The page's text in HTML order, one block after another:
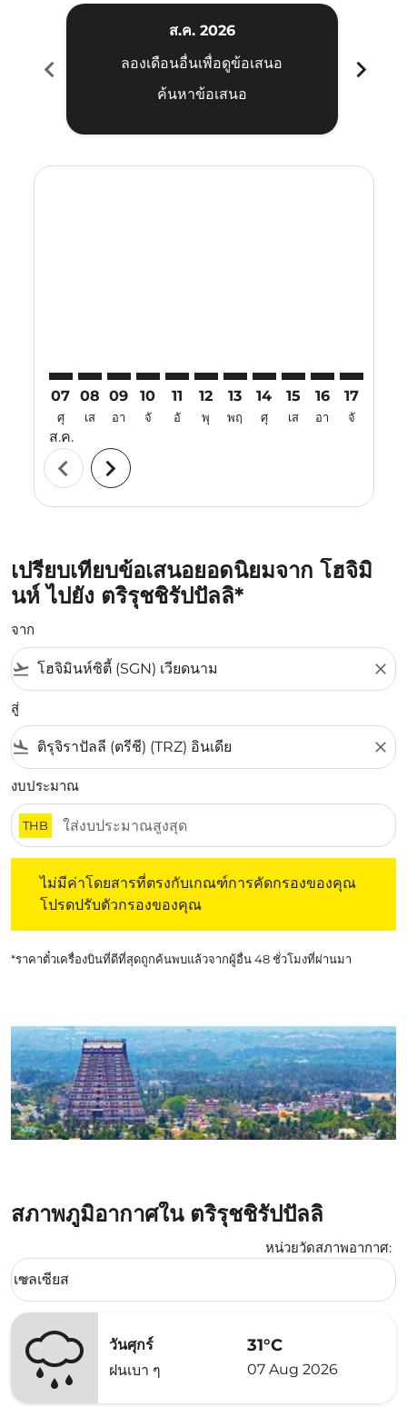
chevron_left
ส.ค. 2026
ลองเดือนอื่นเพื่อดูข้อเสนอ
ค้นหาข้อเสนอ
chevron_right
07
ศุ
ส.ค.
08
เส
09
อา
10
จั
11
อั
12
พุ
13
พฤ
14
ศุ
15
เส
16
อา
17
จั
chevron_left chevron_right
เปรียบเทียบข้อเสนอยอดนิยมจาก โฮจิมิ
นห์ ไปยัง ตริรุชชิรัปปัลลิ*
จาก
flight_takeoff close
สู่
flight_land close
งบประมาณ
THB
ไม่มีค่าโดยสารที่ตรงกับเกณฑ์การคัดกรองของคุณ
โปรดปรับตัวกรองของคุณ
*ราคาตั๋วเครื่องบินที่ดีที่สุดถูกค้นพบแล้วจากผู้อื่น 48 ชั่วโมงที่ผ่านมา
สภาพภูมิอากาศใน ตริรุชชิรัปปัลลิ
หน่วยวัดสภาพอากาศ:
Weather unit option เซลเซียส Selected
เซลเซียส
keyboard_arrow_down
วันศุกร์
ฝนเบา ๆ
31°C
07 Aug 2026